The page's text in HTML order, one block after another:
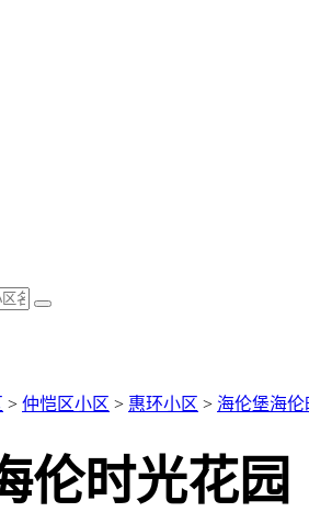
> 仲恺区小区 > 惠环小区 > 海伦堡海
伦时光花园